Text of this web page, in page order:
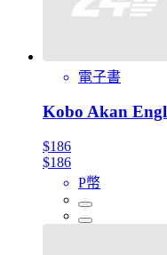
電子書
Kobo Akan
$186
$186
P幣